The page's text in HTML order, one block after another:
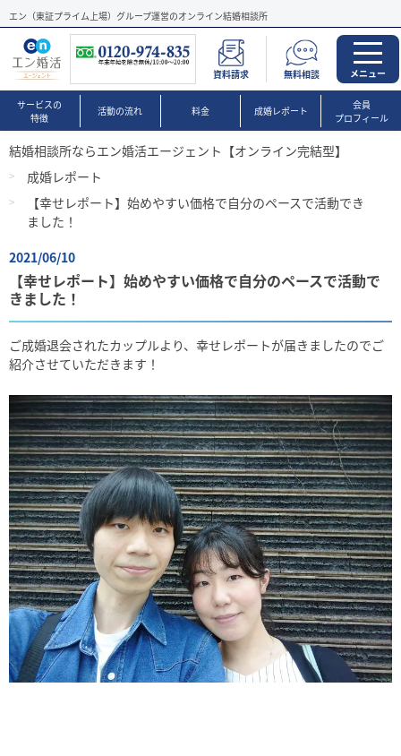
エン（東証プライム上場）グループ運営のオンライン結婚相談所
資料請求 無料相談 メニュー
サービスの
特徴
活動の流れ 料金 成婚レポート
会員
プロフィール
結婚相談所ならエン婚活エージェント【オンライン完結型】
成婚レポート
【幸せレポート】始めやすい価格で自分のペースで活動でき
ました！
2021/06/10
【幸せレポート】始めやすい価格で自分のペースで活動で
きました！
ご成婚退会されたカップルより、幸せレポートが届きましたのでご
紹介させていただきます！